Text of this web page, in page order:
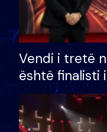
Vendi i tretë
është finalisti